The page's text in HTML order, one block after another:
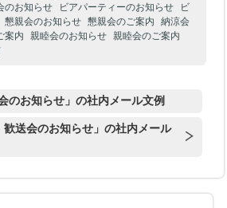
のお知らせ ビアパーティーのお知らせ
ビ
懇親会のお知らせ 懇親会のご案内
納涼会
案内 親睦会のお知らせ
親睦会のご案内
のお知らせ」の社内メール文例
歓送会のお知らせ」の社内メール